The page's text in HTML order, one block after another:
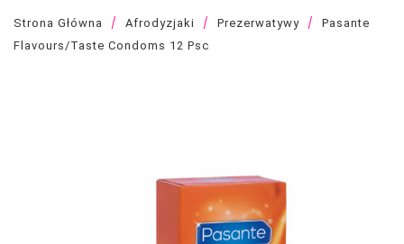
Strona Główna Afrodyzjaki Prezerwatywy
Pasante
Flavours/Taste Condoms 12 Psc